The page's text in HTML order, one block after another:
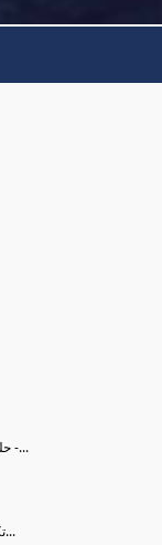
حلول مشكلات تنفيذ المشروعات -...
تكنيك رسم الاشجار بالماركر - د...